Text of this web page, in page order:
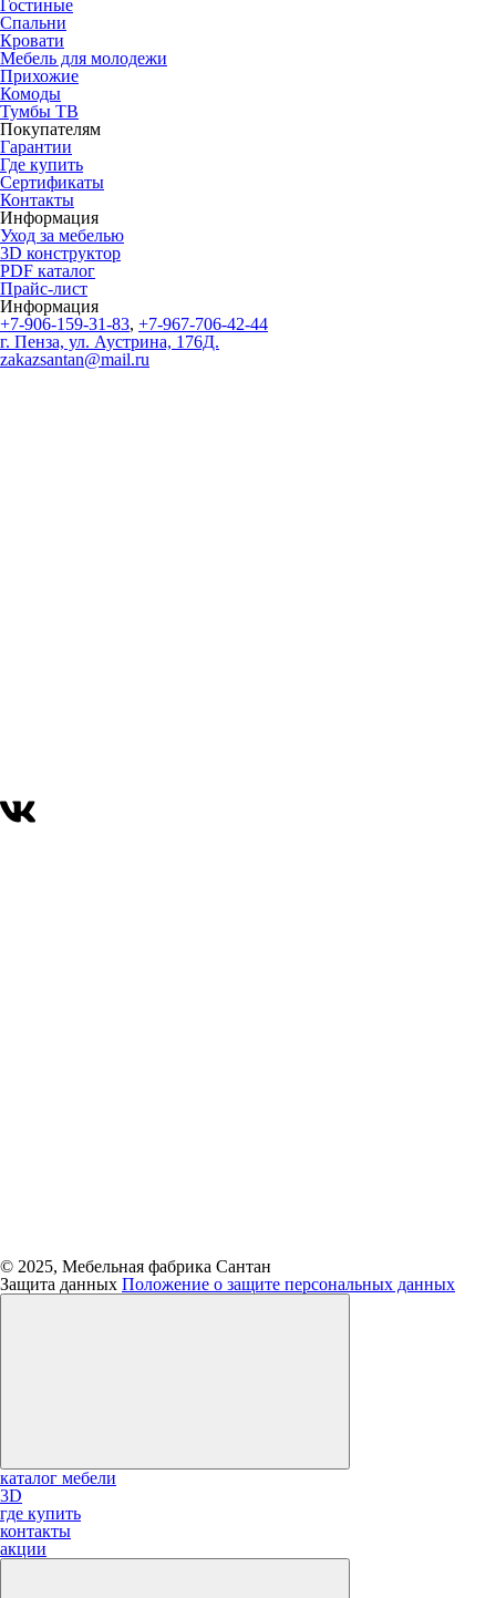
Гостиные
Спальни
Кровати
Мебель для молодежи
Прихожие
Комоды
Тумбы ТВ
Покупателям
Гарантии
Где купить
Сертификаты
Контакты
Информация
Уход за мебелью
3D конструктор
PDF каталог
Прайс-лист
Информация
+7-906-159-31-83, +7-967-706-42-44
г. Пенза, ул. Аустрина, 176Д.
zakazsantan@mail.ru
© 2025, Мебельная фабрика Сантан
Защита данных Положение о защите персональных данных
каталог мебели
3D
где купить
контакты
акции